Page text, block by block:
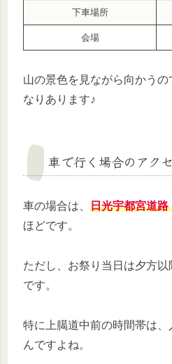
下車場所
会場
山の景色を見ながら向かう
なりあります♪
車で行く場合のアク
車の場合は、 日光宇都宮道
ほどです。
ただし、お祭り当日は夕方
です。
特に上臈道中前の時間帯は
んですよね。